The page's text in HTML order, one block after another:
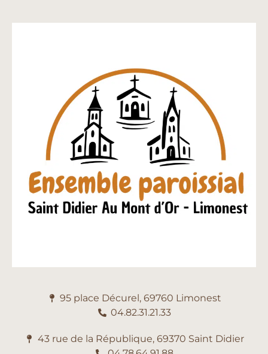
95 place Décurel, 69760 Limonest
04.82.31.21.33
43 rue de la République, 69370 Saint Didier